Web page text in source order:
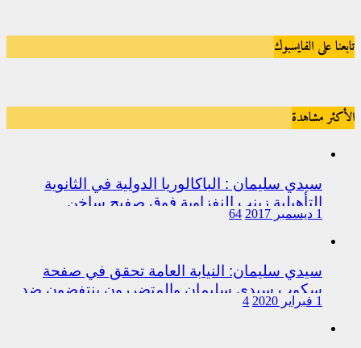
تابعنا على الفايسبوك
الأكثر مشاهدة
سيدي سليمان : الباكالوريا الدولية في الثانوية
التأهيلية زينب النفزاوية فوق صفيح ساخن
1 ديسمبر 2017 64
سيدي سليمان: النيابة العامة تحقق في صفحة
سكوب سيدي سليمان والمتضررون ينتفضون ضد
المتورطين من رجال الشرطة
1 فبراير 2020 4